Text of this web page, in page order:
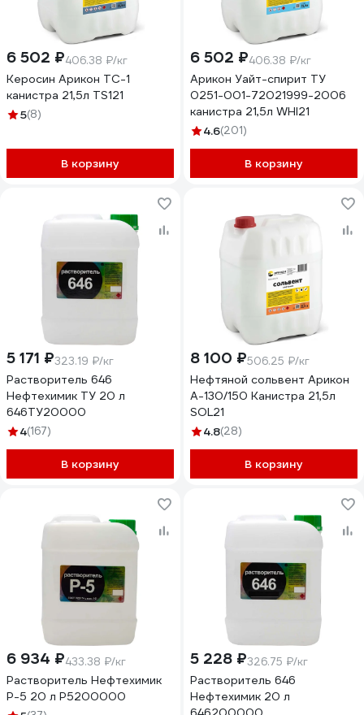
6 502 ₽406.38 ₽/кг
Керосин Арикон ТС-1
канистра 21,5л TS121
5(8)
В корзину
6 502 ₽406.38 ₽/кг
Арикон Уайт-спирит ТУ
0251-001-72021999-2006
канистра 21,5л WHI21
4.6(201)
В корзину
5 171 ₽323.19 ₽/кг
Растворитель 646
Нефтехимик ТУ 20 л
646ТУ20000
4(167)
В корзину
8 100 ₽506.25 ₽/кг
Нефтяной сольвент Арикон
А-130/150 Канистра 21,5л
SOL21
4.8(28)
В корзину
6 934 ₽433.38 ₽/кг
Растворитель Нефтехимик
Р-5 20 л Р5200000
5 228 ₽326.75 ₽/кг
Растворитель 646
Нефтехимик 20 л